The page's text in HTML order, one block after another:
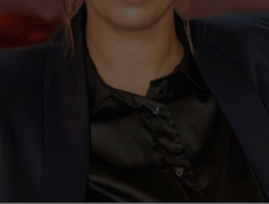
Betriebswirt Prüfbericht